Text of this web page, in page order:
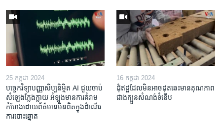
25 កក្កដា 2024
បច្ចេក​វិទ្យា​បញ្ញា​សិប្បនិម្មិត AI ជួយ​ចាប់​
សំឡេង​ក្លែងក្លាយ អំឡុង​មាន​ការ​គំរាម​
កំហែង​ដោយ​ព័ត៌មាន​មិនពិត​ក្នុង​ដំណើរ
ការ​បោះឆ្នោត
16 កក្កដា 2024
ដុំឥដ្ឋ​ដែល​មិន​អាច​ដុត​ឆេះ​មាន​គុណភាព​
ជាង​ក្បួន​សំណង់​ទំនើប